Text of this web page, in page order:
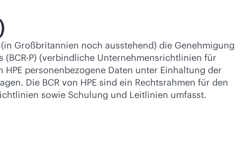
Großbritannien noch ausstehend) die Genehmigung
P) (verbindliche Unternehmensrichtlinien für
personenbezogene Daten unter Einhaltung der
Die BCR von HPE sind ein Rechtsrahmen für den
sowie Schulung und Leitlinien umfasst.